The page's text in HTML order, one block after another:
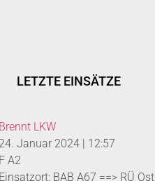
LETZTE EINSÄTZE
Brennt LKW
24. Januar 2024 | 12:57
F A2
Einsatzort: BAB A67 ==> RÜ Ost